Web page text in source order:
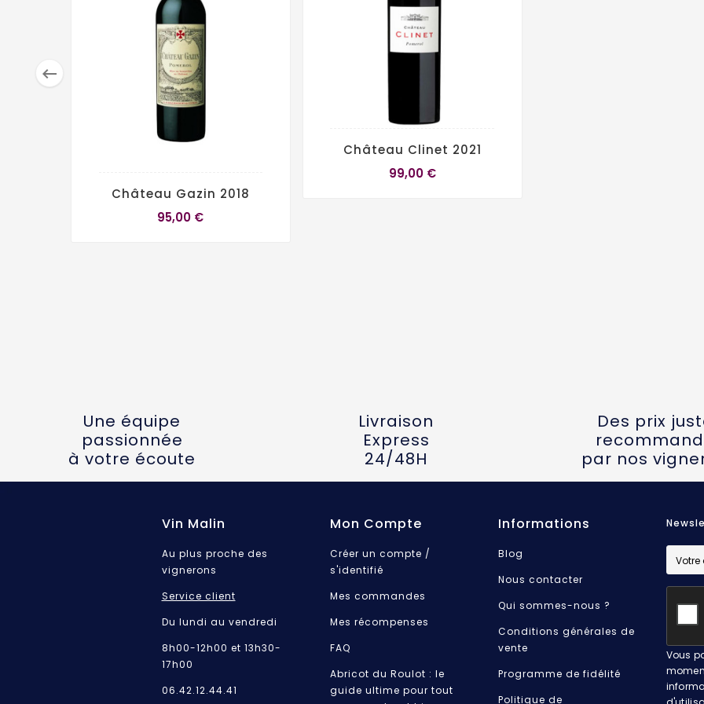

Château Gazin 2018
95,00 €
Château Clinet 2021
99,00 €
Une équipe
passionnée
à votre écoute
Livraison
Express
24/48H
Des prix
par nos
Vin Malin
Au plus proche des
vignerons
Service client
Du lundi au vendredi
8h00-12h00 et 13h30-
17h00
06.42.12.44.41
Mon Compte
Créer un compte /
s'identifié
Mes commandes
Mes récompenses
FAQ
Abricot du Roulot : le
guide ultime pour tout
Informations
Blog
Nous contacter
Qui sommes-nous ?
Conditions générales de
vente
Programme de fidélité
Politique de
Vous